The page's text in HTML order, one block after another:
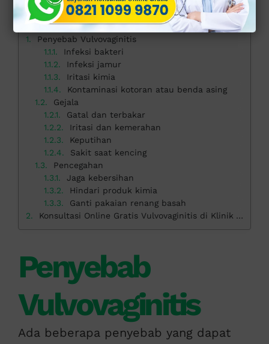
Daftar isi
Penyebab Vulvovaginitis
Infeksi bakteri
Infeksi jamur
Iritasi kimia
Kontaminasi kotoran atau benda asing
Gejala
Gatal dan terbakar
Iritasi dan kemerahan
Keputihan
Sakit saat kencing
Pencegahan
Jaga kebersihan
Hindari produk kimia
Ganti pakaian renang basah
Konsultasi Online Gratis Vulvovaginitis di Klinik Apollo
Penyebab
Vulvovaginitis
Ada beberapa penyebab yang dapat